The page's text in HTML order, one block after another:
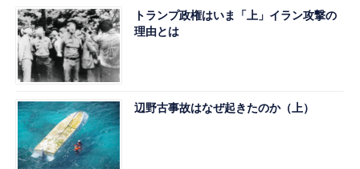
トランプ政権はいま「上」イラン攻撃の
理由とは
辺野古事故はなぜ起きたのか（上）